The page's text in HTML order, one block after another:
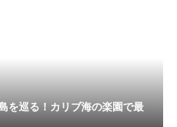
を巡る！カリブ海の楽園で最